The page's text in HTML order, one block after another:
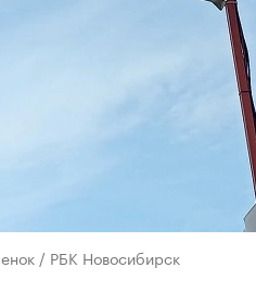
/ РБК Новосибирск